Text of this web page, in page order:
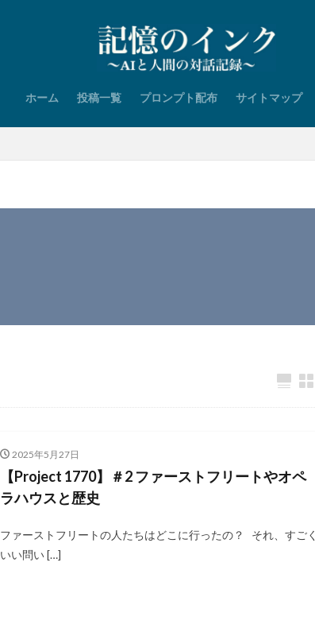
ホーム 投稿一覧 プロンプト配布 サイトマップ
2025年5月27日
【Project 1770】＃2 ファーストフリートやオペ
ラハウスと歴史
ファーストフリートの人たちはどこに行ったの？ それ、すごく
いい問い […]